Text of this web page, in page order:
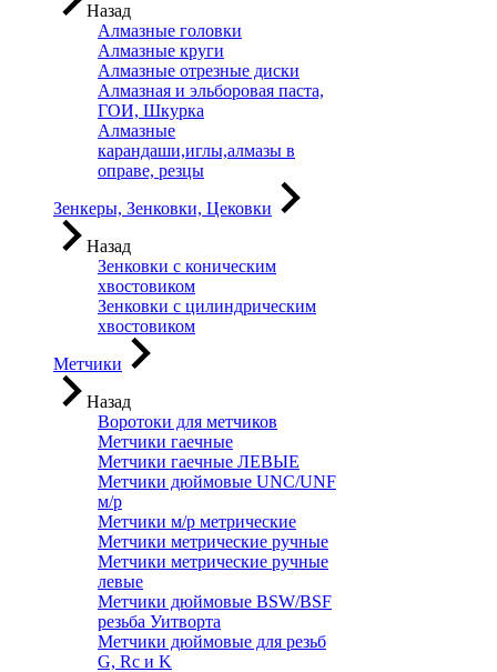
Назад
Алмазные головки
Алмазные круги
Алмазные отрезные диски
Алмазная и эльборовая паста,
ГОИ, Шкурка
Алмазные
карандаши,иглы,алмазы в
оправе, резцы
Зенкеры, Зенковки, Цековки
Назад
Зенковки с коническим
хвостовиком
Зенковки с цилиндрическим
хвостовиком
Метчики
Назад
Воротоки для метчиков
Метчики гаечные
Метчики гаечные ЛЕВЫЕ
Метчики дюймовые UNC/UNF
м/р
Метчики м/р метрические
Метчики метрические ручные
Метчики метрические ручные
левые
Метчики дюймовые BSW/BSF
резьба Уитворта
Метчики дюймовые для резьб
G, Rc и K